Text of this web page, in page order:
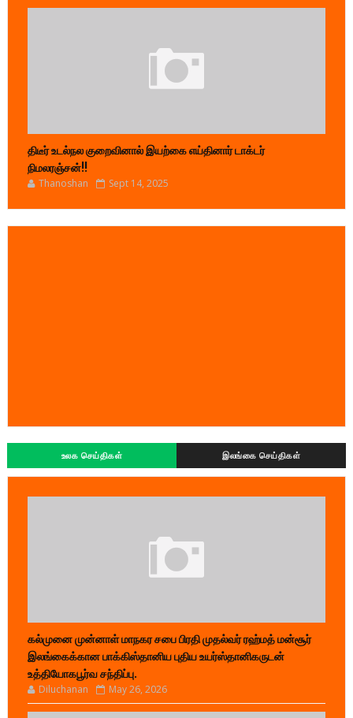
திடீர் உடல்நல குறைவினால் இயற்கை எய்தினார் டாக்டர்
நிமலரஞ்சன்!!
Thanoshan Sept 14, 2025
உலக செய்திகள் இலங்கை செய்திகள்
கல்முனை முன்னாள் மாநகர சபை பிரதி முதல்வர் ரஹ்மத் மன்சூர்
இலங்கைக்கான பாக்கிஸ்தானிய புதிய உயர்ஸ்தானிகருடன்
உத்தியோகபூர்வ சந்திப்பு.
Diluchanan May 26, 2026